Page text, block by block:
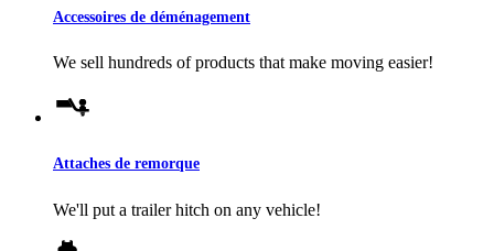
Accessoires de déménagement
We sell hundreds of products that make moving easier!
Attaches de remorque
We'll put a trailer hitch on any vehicle!